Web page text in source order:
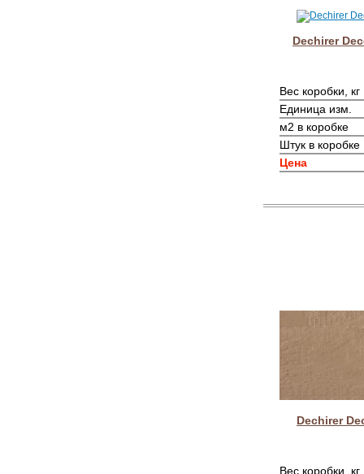
Dechirer
Вес коробки, кг
Единица изм.
м2 в коробке
Штук в коробке
Цена
Dechirer
Вес коробки, кг